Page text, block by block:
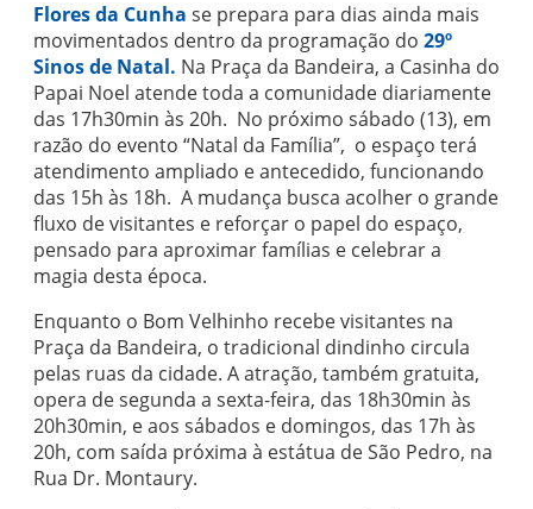
Flores da Cunha se prepara para dias ainda mais
movimentados dentro da programação do 29º
Sinos de Natal. Na Praça da Bandeira, a Casinha do
Papai Noel atende toda a comunidade diariamente
das 17h30min às 20h. No próximo sábado (13), em
razão do evento “Natal da Família”, o espaço terá
atendimento ampliado e antecedido, funcionando
das 15h às 18h. A mudança busca acolher o grande
fluxo de visitantes e reforçar o papel do espaço,
pensado para aproximar famílias e celebrar a
magia desta época.
Enquanto o Bom Velhinho recebe visitantes na
Praça da Bandeira, o tradicional dindinho circula
pelas ruas da cidade. A atração, também gratuita,
opera de segunda a sexta-feira, das 18h30min às
20h30min, e aos sábados e domingos, das 17h às
20h, com saída próxima à estátua de São Pedro, na
Rua Dr. Montaury.